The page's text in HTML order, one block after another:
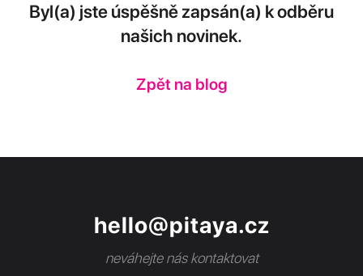
Byl(a) jste úspěšně zapsán(a) k odběru
našich novinek.
Zpět na blog
hello@pitaya.cz
neváhejte nás kontaktovat